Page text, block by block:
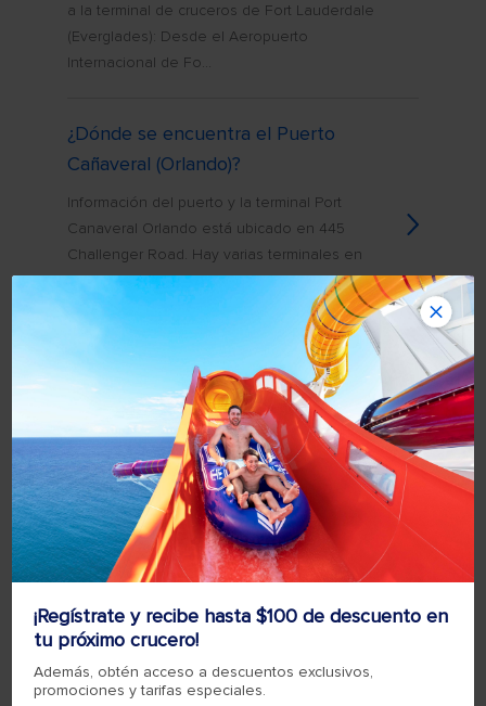
a la terminal de cruceros de Fort Lauderdale
(Everglades): Desde el Aeropuerto
Internacional de Fo...
¿Dónde se encuentra el Puerto
Cañaveral (Orlando)?
Información del puerto y la terminal Port
Canaveral Orlando está ubicado en 445
Challenger Road. Hay varias terminales en
Puerto Cañaveral para los cruceros de Royal
Caribbean. Terminal de cruceros n.° 1 9050
Discovery Road Cabo Cañaveral, Florida 32...
¿Dónde se encuentra el Puerto de
Galveston?
Puerto de Galveston - Muelle 10 1402
Harborside Drive Galveston, Texas 77550
Indicaciones de viaje: Desde el Aeropuerto
Intercontinental Bush de Houston Mantente
a la izquierda en John F Kennedy Blvd y
luego incorpórate a Beltway 8 East hacia US-
59. ...
Ver más
¡Regístrate y recibe hasta $100 de descuento en
tu próximo crucero!
Además, obtén acceso a descuentos exclusivos,
promociones y tarifas especiales.